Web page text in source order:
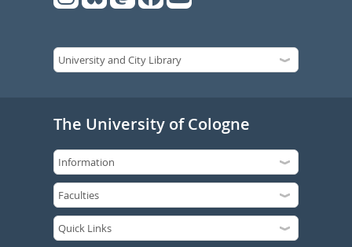
The University of Cologne